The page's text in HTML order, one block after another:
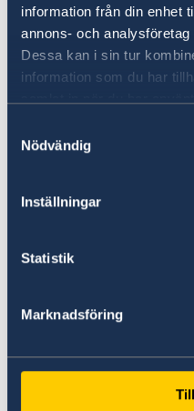
information från din enhet
annons- och
Dessa kan i sin tur
information som du har
Nödvändig
Inställningar
Statistik
Marknadsföring
此次“欧洲风情街”吸引